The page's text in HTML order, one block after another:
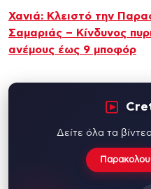
Χανιά: Κλειστό την
Σαμαριάς – Κίνδυνος
ανέμους έως 9 μποφόρ
Δείτε όλα τα